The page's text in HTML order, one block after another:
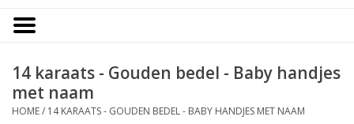
Occasions
14 karaats - Gouden bedel - Baby handjes
met naam
HOME/ 14 KARAATS - GOUDEN BEDEL - BABY HANDJES MET NAAM